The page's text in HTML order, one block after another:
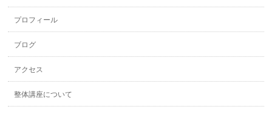
プロフィール
ブログ
アクセス
整体講座について